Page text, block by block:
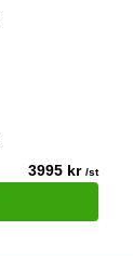
3995 kr /st